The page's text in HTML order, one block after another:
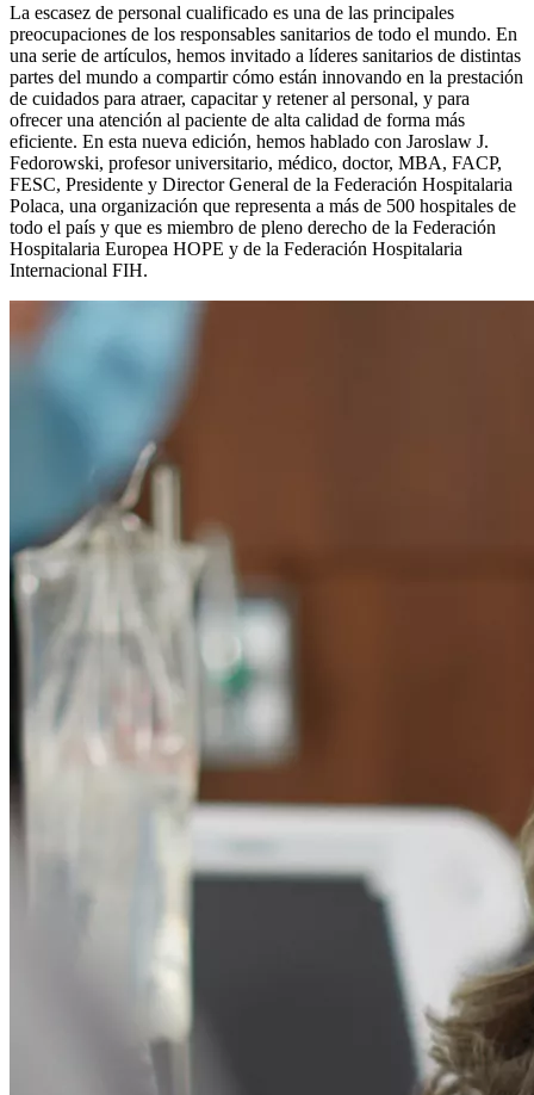
La escasez de personal cualificado es una de las principales
preocupaciones de los responsables sanitarios de todo el mundo. En
una serie de artículos, hemos invitado a líderes sanitarios de distintas
partes del mundo a compartir cómo están innovando en la prestación
de cuidados para atraer, capacitar y retener al personal, y para
ofrecer una atención al paciente de alta calidad de forma más
eficiente. En esta nueva edición, hemos hablado con Jaroslaw J.
Fedorowski, profesor universitario, médico, doctor, MBA, FACP,
FESC, Presidente y Director General de la Federación Hospitalaria
Polaca, una organización que representa a más de 500 hospitales de
todo el país y que es miembro de pleno derecho de la Federación
Hospitalaria Europea HOPE y de la Federación Hospitalaria
Internacional FIH.